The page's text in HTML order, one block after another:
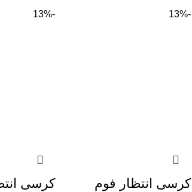
-13%
كرسى انتظار فوم
-13%
كرسى